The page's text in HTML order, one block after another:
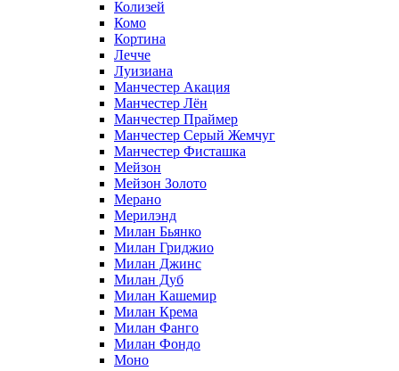
Колизей
Комо
Кортина
Лечче
Луизиана
Манчестер Акация
Манчестер Лён
Манчестер Праймер
Манчестер Серый Жемчуг
Манчестер Фисташка
Мейзон
Мейзон Золото
Мерано
Мерилэнд
Милан Бьянко
Милан Гриджио
Милан Джинс
Милан Дуб
Милан Кашемир
Милан Крема
Милан Фанго
Милан Фондо
Моно